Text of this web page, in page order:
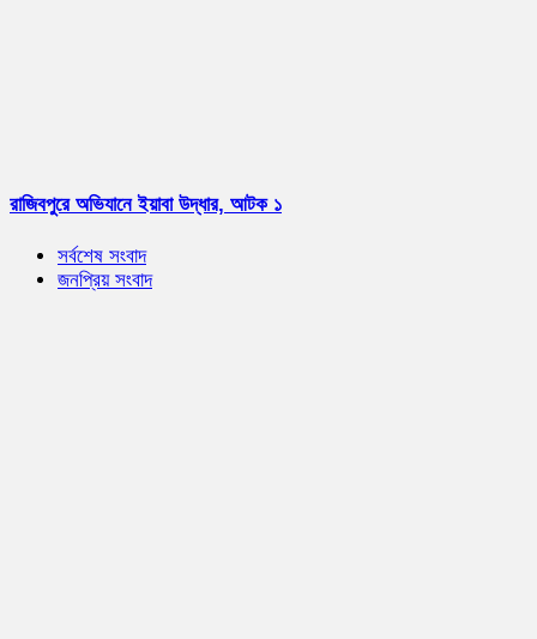
রাজিবপুরে অভিযানে ইয়াবা উদ্ধার, আটক ১
সর্বশেষ সংবাদ
জনপ্রিয় সংবাদ